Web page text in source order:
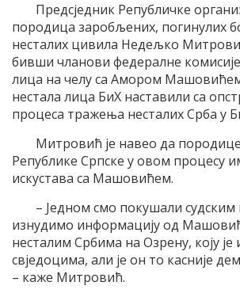
Предсједник Републичке
породица заробљених, погинулих
несталих цивила Недељко
бивши чланови федералне
лица на челу са Амором
нестала лица БиХ наставили са
процеса тражења несталих Срба у
Митровић је навео да
Републике Српске у овом процесу
искустава са Машовићем.
– Једном смо покушали судским
изнудимо информацију од
несталим Србима на Озрену, коју је
свједоцима, али је он то касније
– каже Митровић.